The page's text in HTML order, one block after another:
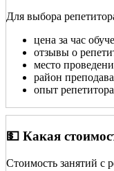
Для выбора
цена за час
отзывы о
место
район
опыт
💵 Какая
Стоимость занятий с